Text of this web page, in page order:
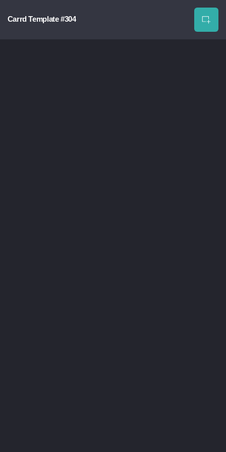
Carrd Template #304